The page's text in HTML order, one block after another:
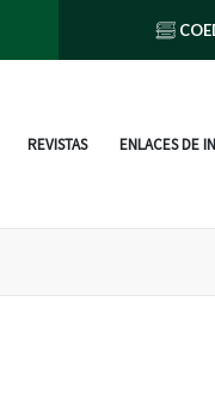
REVISTAS ENLACES DE